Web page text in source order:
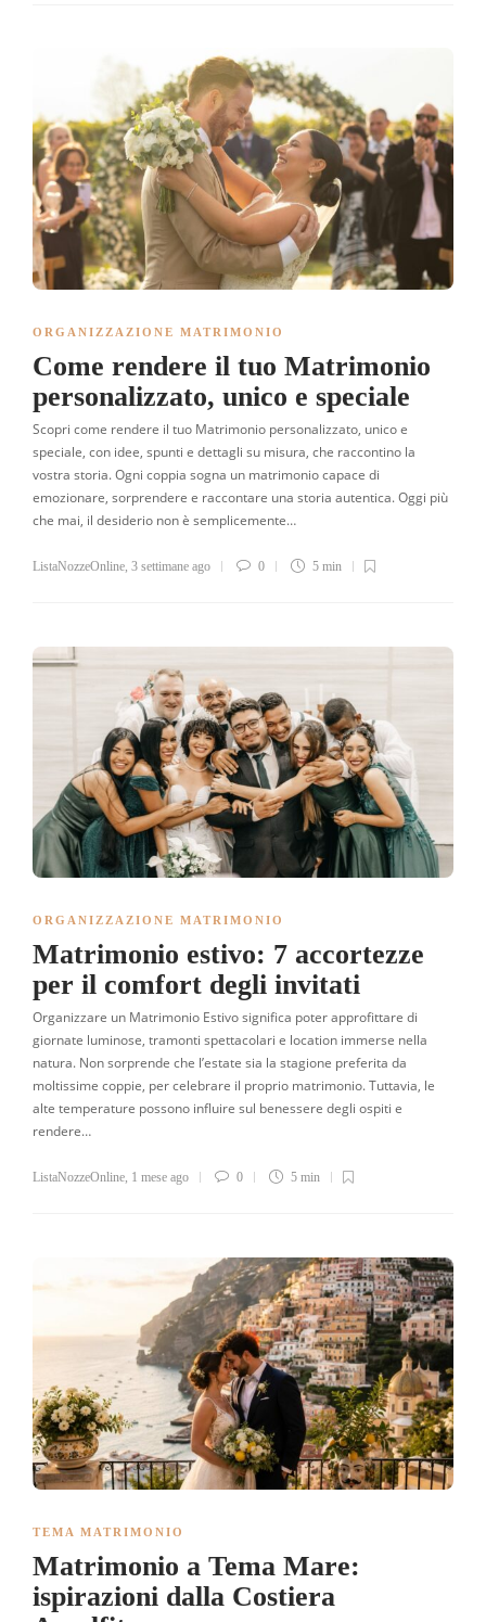
ORGANIZZAZIONE MATRIMONIO
Come rendere il tuo Matrimonio
personalizzato, unico e speciale
Scopri come rendere il tuo Matrimonio personalizzato, unico e
speciale, con idee, spunti e dettagli su misura, che raccontino la
vostra storia. Ogni coppia sogna un matrimonio capace di
emozionare, sorprendere e raccontare una storia autentica. Oggi più
che mai, il desiderio non è semplicemente…
ListaNozzeOnline, 3 settimane ago 0 5 min
ORGANIZZAZIONE MATRIMONIO
Matrimonio estivo: 7 accortezze
per il comfort degli invitati
Organizzare un Matrimonio Estivo significa poter approfittare di
giornate luminose, tramonti spettacolari e location immerse nella
natura. Non sorprende che l’estate sia la stagione preferita da
moltissime coppie, per celebrare il proprio matrimonio. Tuttavia, le
alte temperature possono influire sul benessere degli ospiti e
rendere…
ListaNozzeOnline, 1 mese ago 0 5 min
TEMA MATRIMONIO
Matrimonio a Tema Mare:
ispirazioni dalla Costiera